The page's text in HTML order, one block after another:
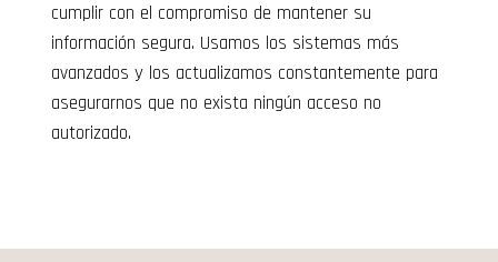
cumplir con el compromiso de mantener su
información segura. Usamos los sistemas más
avanzados y los actualizamos constantemente para
asegurarnos que no exista ningún acceso no
autorizado.